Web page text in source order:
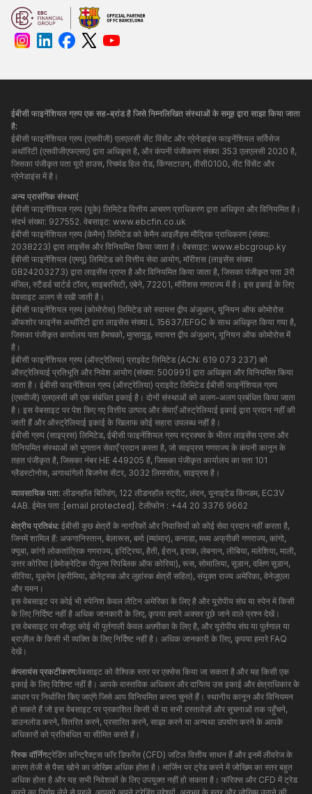
ईबीसी फाइनेंशियल ग्रुप एक सह-ब्रांड है जिसे निम्नलिखित संस्थाओं के समूह द्वारा साझा किया जाता
है:
ईबीसी फाइनेंशियल ग्रुप (एसवीजी) एलएलसी सेंट विंसेंट और ग्रेनेडाइंस फाइनेंशियल सर्विसेज
अथॉरिटी (एसवीजीएफएसए) द्वारा अधिकृत है, और कंपनी पंजीकरण संख्या 353 एलएलसी 2020 है,
जिसका पंजीकृत पता यूरो हाउस, रिचमंड हिल रोड, किंग्सटाउन, वीसी0100, सेंट विंसेंट और
ग्रेनेडाइंस में है।
अन्य प्रासंगिक संस्थाएं
ईबीसी फाइनेंशियल ग्रुप (यूके) लिमिटेड वित्तीय आचरण प्राधिकरण द्वारा अधिकृत और विनियमित है।
संदर्भ संख्या: 927552. वेबसाइट: www.ebcfin.co.uk
ईबीसी फाइनेंशियल ग्रुप (केमैन) लिमिटेड को केमैन आइलैंड्स मौद्रिक प्राधिकरण (संख्या:
2038223) द्वारा लाइसेंस और विनियमित किया जाता है। वेबसाइट: www.ebcgroup.ky
ईबीसी फाइनेंशियल (एमयू) लिमिटेड को वित्तीय सेवा आयोग, मॉरीशस (लाइसेंस संख्या
GB24203273) द्वारा लाइसेंस प्राप्त है और विनियमित किया जाता है, जिसका पंजीकृत पता 3री
मंजिल, स्टैंडर्ड चार्टर्ड टॉवर, साइबरसिटी, एबेने, 72201, मॉरीशस गणराज्य में है। इस इकाई के लिए
वेबसाइट अलग से रखी जाती है।
ईबीसी फाइनेंशियल ग्रुप (कोमोरोस) लिमिटेड को स्वायत्त द्वीप अंजुआन, यूनियन ऑफ कोमोरोस
ऑफशोर फाइनेंस अथॉरिटी द्वारा लाइसेंस संख्या L 15637/EFGC के साथ अधिकृत किया गया है,
जिसका पंजीकृत कार्यालय पता हैमचको, मुत्सामुडु, स्वायत्त द्वीप अंजुआन, यूनियन ऑफ कोमोरोस में
है।
ईबीसी फाइनेंशियल ग्रुप (ऑस्ट्रेलिया) प्राइवेट लिमिटेड (ACN: 619 073 237) को
ऑस्ट्रेलियाई प्रतिभूति और निवेश आयोग (संख्या: 500991) द्वारा अधिकृत और विनियमित किया
जाता है। ईबीसी फाइनेंशियल ग्रुप (ऑस्ट्रेलिया) प्राइवेट लिमिटेड ईबीसी फाइनेंशियल ग्रुप
(एसवीजी) एलएलसी की एक संबंधित इकाई है। दोनों संस्थाओं को अलग-अलग प्रबंधित किया जाता
है। इस वेबसाइट पर पेश किए गए वित्तीय उत्पाद और सेवाएँ ऑस्ट्रेलियाई इकाई द्वारा प्रदान नहीं की
जाती हैं और ऑस्ट्रेलियाई इकाई के खिलाफ कोई सहारा उपलब्ध नहीं है।
ईबीसी ग्रुप (साइप्रस) लिमिटेड, ईबीसी फाइनेंशियल ग्रुप स्ट्रक्चर के भीतर लाइसेंस प्राप्त और
विनियमित संस्थाओं को भुगतान सेवाएँ प्रदान करता है, जो साइप्रस गणराज्य के कंपनी कानून के
तहत पंजीकृत है, जिसका नंबर HE 449205 है, जिसका पंजीकृत कार्यालय का पता 101
ग्लैडस्टोनोस, अगाथांगेलो बिजनेस सेंटर, 3032 लिमासोल, साइप्रस है।
व्यावसायिक पता: लीडनहॉल बिल्डिंग, 122 लीडनहॉल स्ट्रीट, लंदन, यूनाइटेड किंगडम, EC3V
4AB. ईमेल पता : [email protected] . टेलीफोन : +44 20 3376 9662
क्षेत्रीय प्रतिबंध: ईबीसी कुछ क्षेत्रों के नागरिकों और निवासियों को कोई सेवा प्रदान नहीं करता है,
जिनमें शामिल हैं: अफगानिस्तान, बेलारूस, बर्मा (म्यांमार), कनाडा, मध्य अफ्रीकी गणराज्य, कांगो,
क्यूबा, ​​कांगो लोकतांत्रिक गणराज्य, इरिट्रिया, हैती, ईरान, इराक, लेबनान, लीबिया, मलेशिया, माली,
उत्तर कोरिया (डेमोक्रेटिक पीपुल्स रिपब्लिक ऑफ कोरिया), रूस, सोमालिया, सूडान, दक्षिण सूडान,
सीरिया, यूक्रेन (क्रीमिया, डोनेट्स्क और लुहांस्क क्षेत्रों सहित), संयुक्त राज्य अमेरिका, वेनेजुएला
और यमन।
इस वेबसाइट पर कोई भी स्पेनिश केवल लैटिन अमेरिका के लिए है और यूरोपीय संघ या स्पेन में किसी
के लिए निर्दिष्ट नहीं है अधिक जानकारी के लिए, कृपया हमारे अक्सर पूछे जाने वाले प्रश्न देखें।
इस वेबसाइट पर मौजूद कोई भी पुर्तगाली केवल अफ़्रीका के लिए है, और यूरोपीय संघ या पुर्तगाल या
ब्राज़ील के किसी भी व्यक्ति के लिए निर्दिष्ट नहीं है। अधिक जानकारी के लिए, कृपया हमारे FAQ
देखें।
कंप्लायंस प्रकटीकरण:वेबसाइट को वैश्विक स्तर पर एक्सेस किया जा सकता है और यह किसी एक
इकाई के लिए विशिष्ट नहीं है। आपके वास्तविक अधिकार और दायित्व उस इकाई और क्षेत्राधिकार के
आधार पर निर्धारित किए जाएंगे जिसे आप विनियमित करना चुनते हैं। स्थानीय कानून और विनियमन
हो सकते हैं जो इस वेबसाइट पर प्रकाशित किसी भी या सभी दस्तावेज़ों और सूचनाओं तक पहुँचने,
डाउनलोड करने, वितरित करने, प्रसारित करने, साझा करने या अन्यथा उपयोग करने के आपके
अधिकारों को प्रतिबंधित या सीमित करते हैं।
रिस्क वॉर्निंगट्रेडिंग कॉन्ट्रैक्ट्स फॉर डिफरेंस (CFD) जटिल वित्तीय साधन हैं और इनमें लीवरेज के
कारण तेजी से पैसा खोने का जोखिम अधिक होता है। मार्जिन पर ट्रेड करने में जोखिम का स्तर बहुत
अधिक होता है और यह सभी निवेशकों के लिए उपयुक्त नहीं हो सकता है। फॉरेक्स और CFD में ट्रेड